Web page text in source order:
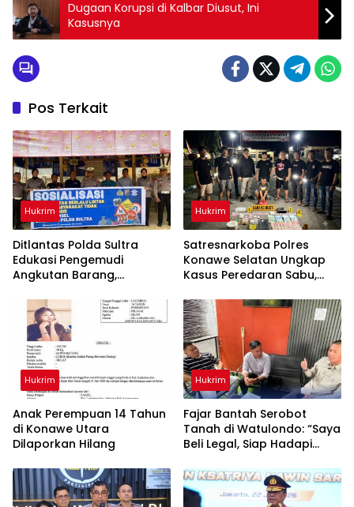
Dugaan Korupsi di Kalbar Diusut, Ini
Kasusnya
Pos Terkait
Hukrim
Ditlantas Polda Sultra
Edukasi Pengemudi
Angkutan Barang,
Kendaraan Demi
Keselamatan Berlalu Lintas
Hukrim
Satresnarkoba Polres
Konawe Selatan Ungkap
Kasus Peredaran Sabu,
Diamankan
Hukrim
Anak Perempuan 14 Tahun
di Konawe Utara
Dilaporkan Hilang
Hukrim
‎Fajar Bantah Serobot
Tanah di Watulondo: “Saya
Beli Legal, Siap Hadapi